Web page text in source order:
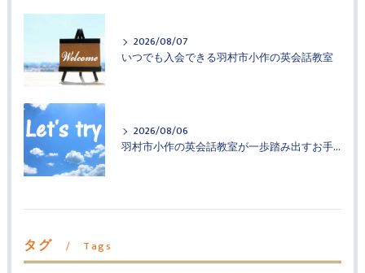
2026/08/07
いつでも入会できる羽村市小作の英会話教室
2026/08/06
羽村市小作の英会話教室が一歩踏み出すお手伝い
タグ Tags